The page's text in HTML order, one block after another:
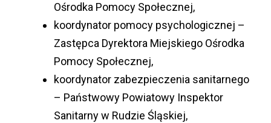
Ośrodka Pomocy Społecznej,
koordynator pomocy psychologicznej –
Zastępca Dyrektora Miejskiego Ośrodka
Pomocy Społecznej,
koordynator zabezpieczenia sanitarnego
– Państwowy Powiatowy Inspektor
Sanitarny w Rudzie Śląskiej,